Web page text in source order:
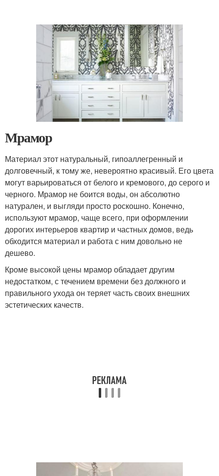
Мрамор
Материал этот натуральный, гипоаллегренный и
долговечный, к тому же, невероятно красивый. Его цвета
могут варьироваться от белого и кремового, до серого и
черного. Мрамор не боится воды, он абсолютно
натурален, и выгляди просто роскошно. Конечно,
используют мрамор, чаще всего, при оформлении
дорогих интерьеров квартир и частных домов, ведь
обходится материал и работа с ним довольно не
дешево.
Кроме высокой цены мрамор обладает другим
недостатком, с течением времени без должного и
правильного ухода он теряет часть своих внешних
эстетических качеств.